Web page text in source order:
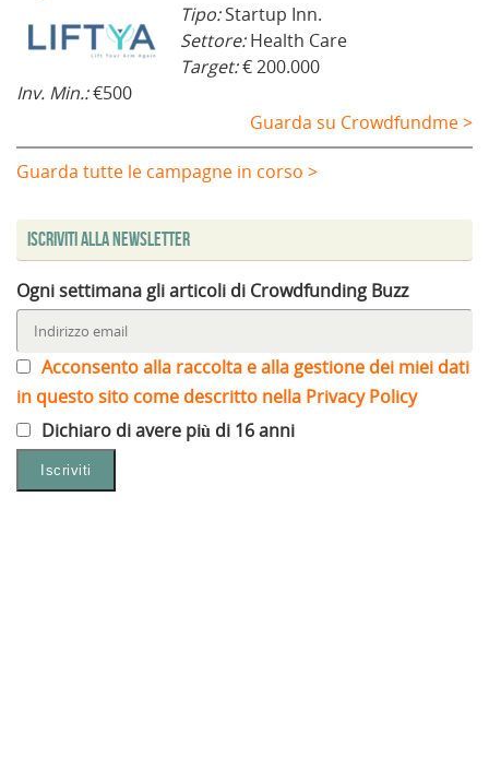
Tipo:Startup Inn.
Settore:Health Care
Target:€ 200.000
Inv. Min.:€500
Guarda su Crowdfundme >
Guarda tutte le campagne in corso >
Iscriviti alla Newsletter
Ogni settimana gli articoli di Crowdfunding Buzz
Acconsento alla raccolta e alla gestione dei miei dati
in questo sito come descritto nella Privacy Policy
Dichiaro di avere più di 16 anni